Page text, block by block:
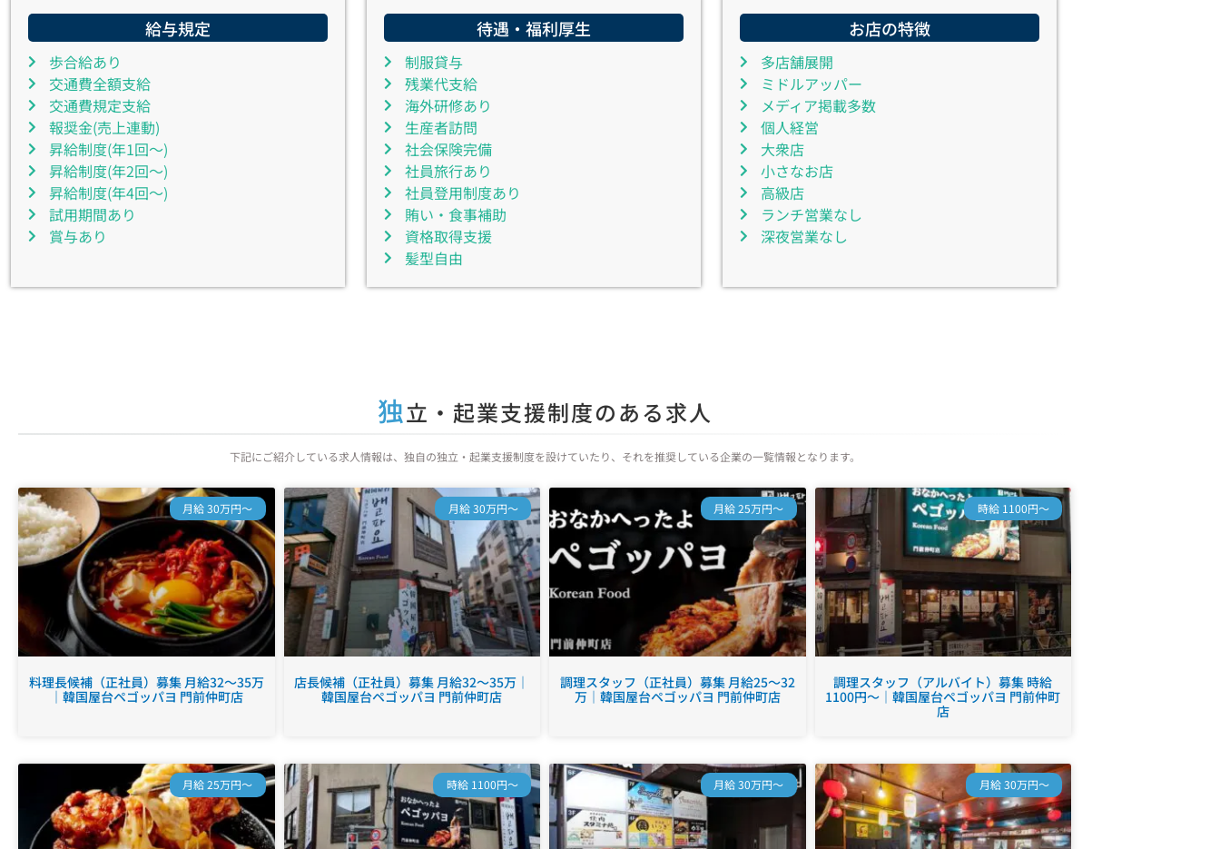
給与規定
歩合給あり
交通費全額支給
交通費規定支給
報奨金(売上連動)
昇給制度(年1回～)
昇給制度(年2回～)
昇給制度(年4回～)
試用期間あり
賞与あり
待遇・福利厚生
制服貸与
残業代支給
海外研修あり
生産者訪問
社会保険完備
社員旅行あり
社員登用制度あり
賄い・食事補助
資格取得支援
髪型自由
お店の特徴
多店舗展開
ミドルアッパー
メディア掲載多数
個人経営
大衆店
小さなお店
高級店
ランチ営業なし
深夜営業なし
独立・起業支援制度のある求人
下記にご紹介している求人情報は、独自の独立・起業支援制度を設けていたり、それを推奨している企業の一覧情報となります。
月給 30万円～
料理長候補（正社員）募集 月給32～35万
｜韓国屋台ペゴッパヨ 門前仲町店
月給 30万円～
店長候補（正社員）募集 月給32～35万｜
韓国屋台ペゴッパヨ 門前仲町店
月給 25万円～
調理スタッフ（正社員）募集 月給25～32
万｜韓国屋台ペゴッパヨ 門前仲町店
時給 1100円～
調理スタッフ（アルバイト）募集 時給
1100円～｜韓国屋台ペゴッパヨ 門前仲町
店
月給 25万円～ 時給 1100円～ 月給 30万円～ 月給 30万円～